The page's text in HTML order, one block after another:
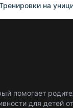
на
помогает
для детей